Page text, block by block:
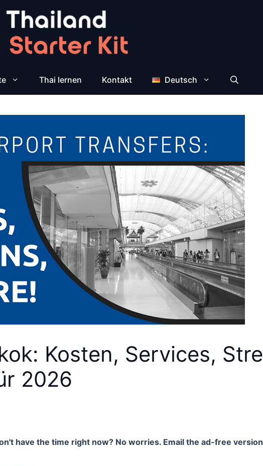
Thai lernen Kontakt Deutsch
Kosten, Services,
2026
have the time right now? No worries. Email the ad-free